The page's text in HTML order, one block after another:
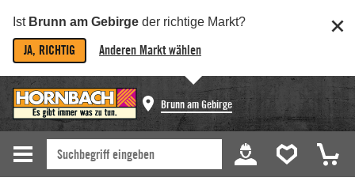
Ist Brunn am Gebirge der richtige Markt?
JA, RICHTIG Anderen Markt wählen
Brunn am Gebirge